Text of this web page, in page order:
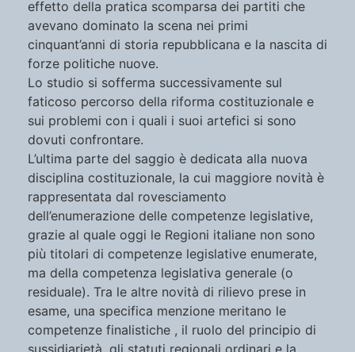
effetto della pratica scomparsa dei partiti che
avevano dominato la scena nei primi
cinquant’anni di storia repubblicana e la nascita di
forze politiche nuove.
Lo studio si sofferma successivamente sul
faticoso percorso della riforma costituzionale e
sui problemi con i quali i suoi artefici si sono
dovuti confrontare.
L’ultima parte del saggio è dedicata alla nuova
disciplina costituzionale, la cui maggiore novità è
rappresentata dal rovesciamento
dell’enumerazione delle competenze legislative,
grazie al quale oggi le Regioni italiane non sono
più titolari di competenze legislative enumerate,
ma della competenza legislativa generale (o
residuale). Tra le altre novità di rilievo prese in
esame, una specifica menzione meritano le
competenze finalistiche , il ruolo del principio di
sussidiarietà, gli statuti regionali ordinari e la